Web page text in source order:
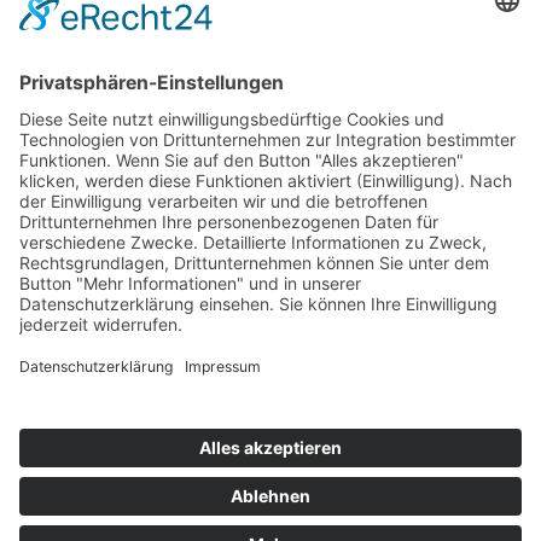
Impressum
AGB
Cookie-Einstellungen
Werbe-Einwilligungen